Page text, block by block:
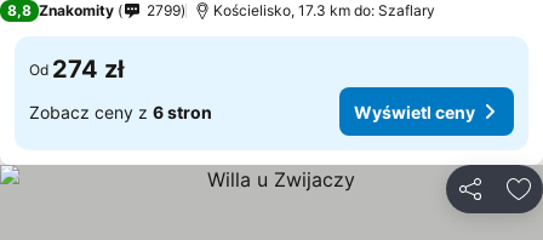
8,8 Znakomity 2799 Kościelisko, 17.3 km do: Szaflary
Od 274 zł
Zobacz ceny z 6 stron Wyświetl ceny